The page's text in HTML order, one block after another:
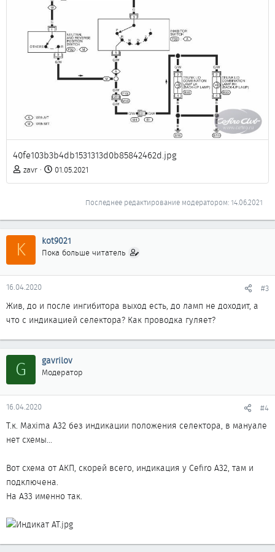
40fe103b3b4db1531313d0b85842462d.jpg
zavr 01.05.2021
Последнее редактирование модератором:14.06.2021
K kot9021
Пока больше читатель
16.04.2020 #3
Жив, до и после ингибитора выход есть, до ламп не доходит, а
что с индикацией селектора? Как проводка гуляет?
G gavrilov
Модератор
16.04.2020 #4
Т.к. Maxima A32 без индикации положения селектора, в мануале
нет схемы...
Вот схема от АКП, скорей всего, индикация у Cefiro A32, там и
подключена.
На А33 именно так.